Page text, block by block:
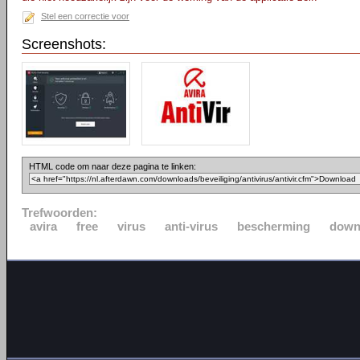
Stel een correctie voor
Screenshots:
HTML code om naar deze pagina te linken:
Trefwoorden:
avira
free virus anti-virus bescherming